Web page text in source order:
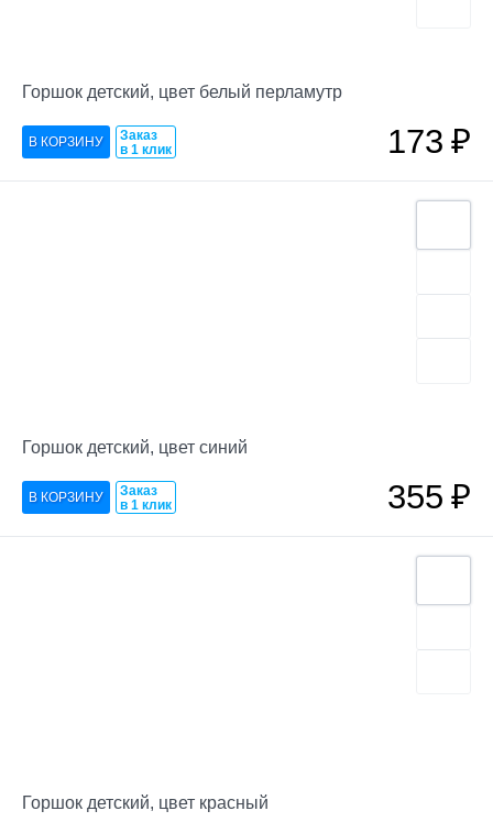
Горшок детский, цвет белый перламутр
Заказ
в 1 клик
173₽
Горшок детский, цвет синий
Заказ
в 1 клик
355₽
Горшок детский, цвет красный